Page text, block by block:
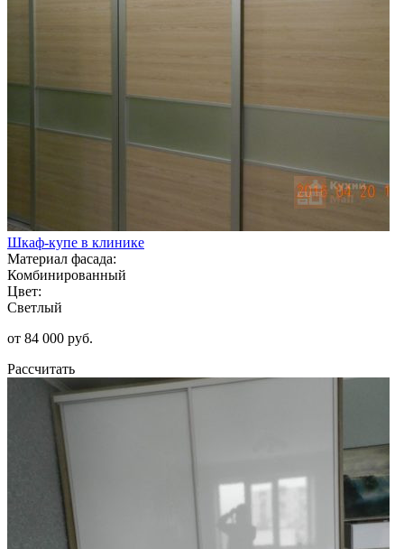
Шкаф-купе в клинике
Материал фасада:
Комбинированный
Цвет:
Светлый
от 84 000 руб.
Рассчитать